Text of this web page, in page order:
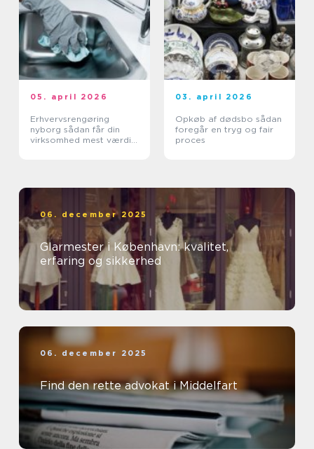
05. april 2026
Erhvervsrengøring
nyborg sådan får din
virksomhed mest værdi
03. april 2026
Opkøb af dødsbo sådan
foregår en tryg og fair
proces
06. december 2025
Glarmester i København: kvalitet,
erfaring og sikkerhed
06. december 2025
Find den rette advokat i Middelfart